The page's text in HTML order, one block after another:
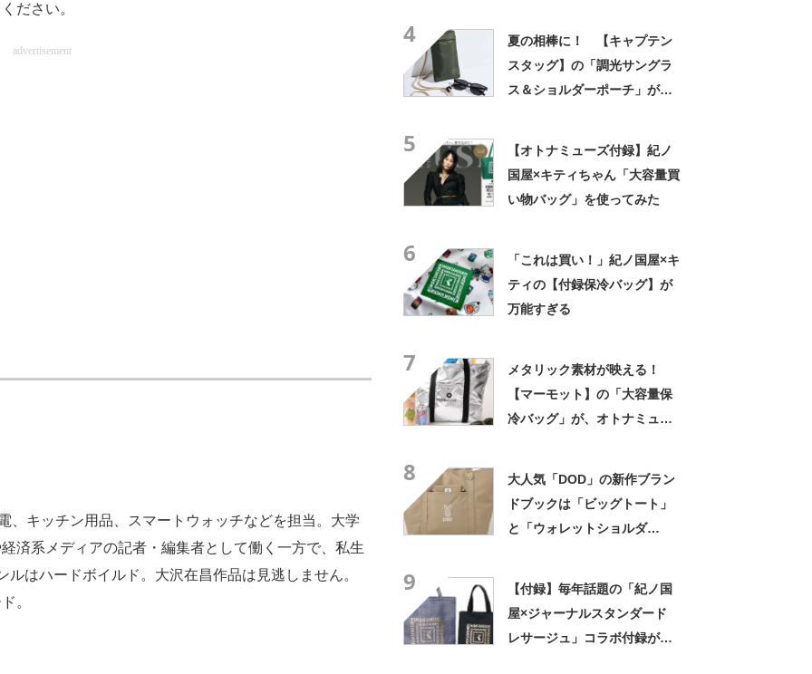
ださい。
advertisement
、キッチン用品、スマートウォッチなどを担当。大学
済系メディアの記者・編集者として働く一方で、私生
はハードボイルド。大沢在昌作品は見逃しません。
。
4
夏の相棒に！ 【キャプテン
スタッグ】の「調光サングラ
ス＆ショルダーポーチ」が
5
【オトナミューズ付録】紀ノ
国屋×キティちゃん「大容量買
い物バッグ」を使ってみた
6
「これは買い！」紀ノ国屋×キ
ティの【付録保冷バッグ】が
万能すぎる
7
メタリック素材が映える！
【マーモット】の「大容量保
冷バッグ」が、オトナミュー
8
大人気「DOD」の新作ブラン
ドブックは「ビッグトート」
と「ウォレットショルダ
9
【付録】毎年話題の「紀ノ国
屋×ジャーナルスタンダード
レサージュ」コラボ付録が登